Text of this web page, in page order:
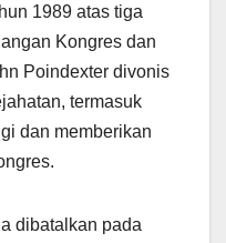
1989 atas tiga
Kongres dan
Poindexter divonis
termasuk
dan memberikan
dibatalkan pada